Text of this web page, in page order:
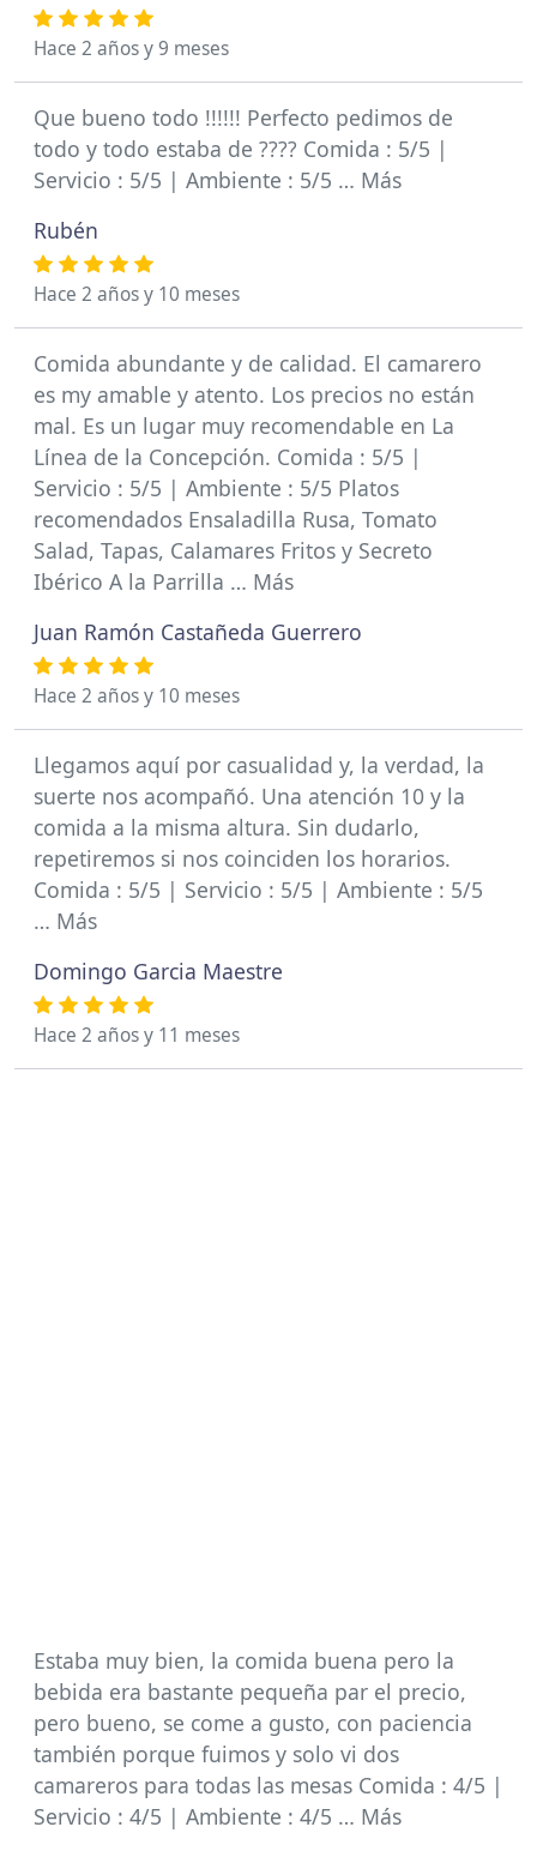
Hace 2 años y 9 meses
Que bueno todo !!!!!! Perfecto pedimos de
todo y todo estaba de ???? Comida : 5/5 |
Servicio : 5/5 | Ambiente : 5/5 … Más
Rubén
Hace 2 años y 10 meses
Comida abundante y de calidad. El camarero
es my amable y atento. Los precios no están
mal. Es un lugar muy recomendable en La
Línea de la Concepción. Comida : 5/5 |
Servicio : 5/5 | Ambiente : 5/5 Platos
recomendados Ensaladilla Rusa, Tomato
Salad, Tapas, Calamares Fritos y Secreto
Ibérico A la Parrilla … Más
Juan Ramón Castañeda Guerrero
Hace 2 años y 10 meses
Llegamos aquí por casualidad y, la verdad, la
suerte nos acompañó. Una atención 10 y la
comida a la misma altura. Sin dudarlo,
repetiremos si nos coinciden los horarios.
Comida : 5/5 | Servicio : 5/5 | Ambiente : 5/5
… Más
Domingo Garcia Maestre
Hace 2 años y 11 meses
Estaba muy bien, la comida buena pero la
bebida era bastante pequeña par el precio,
pero bueno, se come a gusto, con paciencia
también porque fuimos y solo vi dos
camareros para todas las mesas Comida : 4/5 |
Servicio : 4/5 | Ambiente : 4/5 … Más